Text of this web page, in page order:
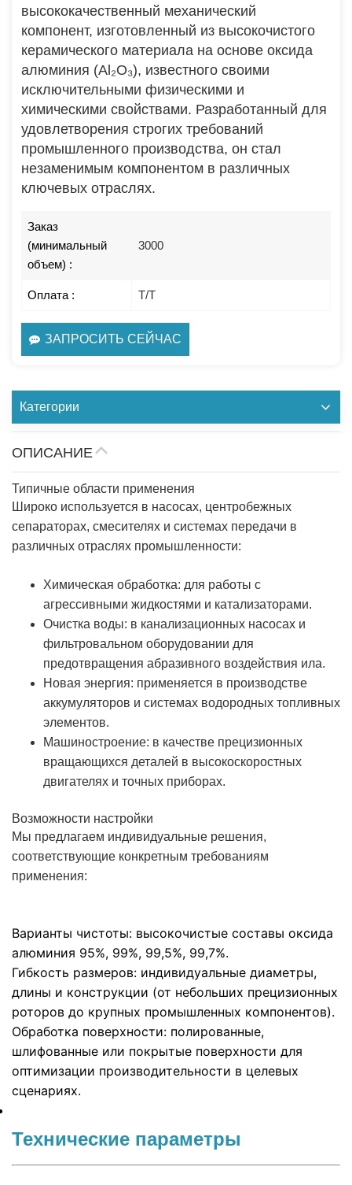
высококачественный механический
компонент, изготовленный из высокочистого
керамического материала на основе оксида
алюминия (Al₂O₃), известного своими
исключительными физическими и
химическими свойствами. Разработанный для
удовлетворения строгих требований
промышленного производства, он стал
незаменимым компонентом в различных
ключевых отраслях.
Заказ
(минимальный
объем) :
3000
Оплата : T/T
ЗАПРОСИТЬ СЕЙЧАС
Категории
ОПИСАНИЕ
Типичные области применения
Широко используется в насосах, центробежных
сепараторах, смесителях и системах передачи в
различных отраслях промышленности:
Химическая обработка: для работы с
агрессивными жидкостями и катализаторами.
Очистка воды: в канализационных насосах и
фильтровальном оборудовании для
предотвращения абразивного воздействия ила.
Новая энергия: применяется в производстве
аккумуляторов и системах водородных топливных
элементов.
Машиностроение: в качестве прецизионных
вращающихся деталей в высокоскоростных
двигателях и точных приборах.
Возможности настройки
Мы предлагаем индивидуальные решения,
соответствующие конкретным требованиям
применения:
Варианты чистоты: высокочистые составы оксида
алюминия 95%, 99%, 99,5%, 99,7%.
Гибкость размеров: индивидуальные диаметры,
длины и конструкции (от небольших прецизионных
роторов до крупных промышленных компонентов).
Обработка поверхности: полированные,
шлифованные или покрытые поверхности для
оптимизации производительности в целевых
сценариях.
Технические параметры